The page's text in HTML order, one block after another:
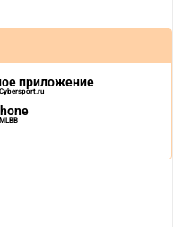
приложение
Cybersport.ru